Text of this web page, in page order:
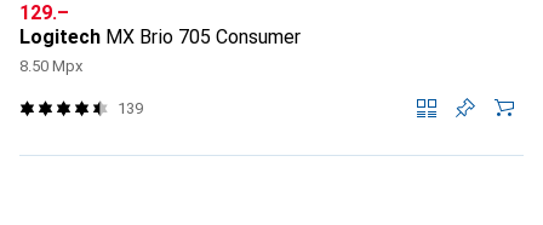
CHF
129.–
Logitech MX Brio 705 Consumer
8.50 Mpx
139